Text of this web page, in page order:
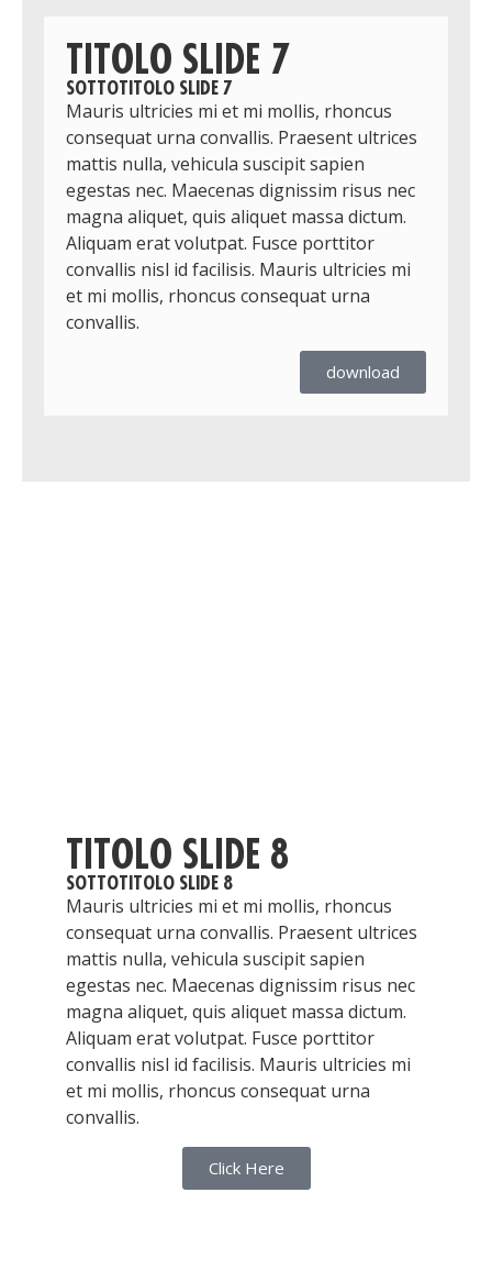
TITOLO SLIDE 7
SOTTOTITOLO SLIDE 7
Mauris ultricies mi et mi mollis, rhoncus
consequat urna convallis. Praesent ultrices
mattis nulla, vehicula suscipit sapien
egestas nec. Maecenas dignissim risus nec
magna aliquet, quis aliquet massa dictum.
Aliquam erat volutpat. Fusce porttitor
convallis nisl id facilisis. Mauris ultricies mi
et mi mollis, rhoncus consequat urna
convallis.
download
TITOLO SLIDE 8
SOTTOTITOLO SLIDE 8
Mauris ultricies mi et mi mollis, rhoncus
consequat urna convallis. Praesent ultrices
mattis nulla, vehicula suscipit sapien
egestas nec. Maecenas dignissim risus nec
magna aliquet, quis aliquet massa dictum.
Aliquam erat volutpat. Fusce porttitor
convallis nisl id facilisis. Mauris ultricies mi
et mi mollis, rhoncus consequat urna
convallis.
Click Here